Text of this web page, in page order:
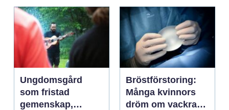
Ungdomsgård
som fristad
gemenskap,
Bröstförstoring:
Många kvinnors
dröm om vackra